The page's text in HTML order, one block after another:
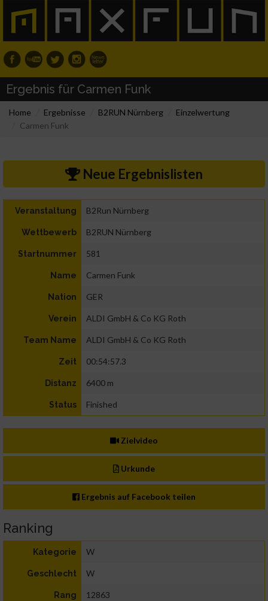
Ergebnis für Carmen Funk
Home Ergebnisse B2RUN Nürnberg
Einzelwertung
Carmen Funk
Neue Ergebnislisten
Veranstaltung B2Run Nürnberg
Wettbewerb B2RUN Nürnberg
Startnummer 581
Name Carmen Funk
Nation GER
Verein ALDI GmbH & Co KG Roth
Team Name ALDI GmbH & Co KG Roth
Zeit 00:54:57.3
Distanz 6400 m
Status Finished
Zielvideo
Urkunde
Ergebnis auf Facebook teilen
Ranking
Kategorie W
Geschlecht W
Rang 12863